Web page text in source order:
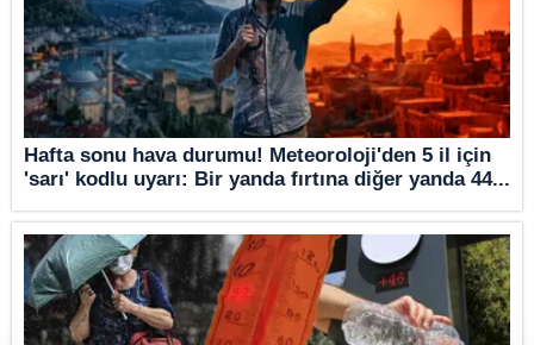
Hafta sonu hava durumu! Meteoroloji'den 5 il için
'sarı' kodlu uyarı: Bir yanda fırtına diğer yanda 44...